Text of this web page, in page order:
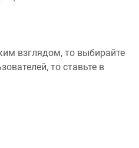
взглядом, то выбирайте
то ставьте в